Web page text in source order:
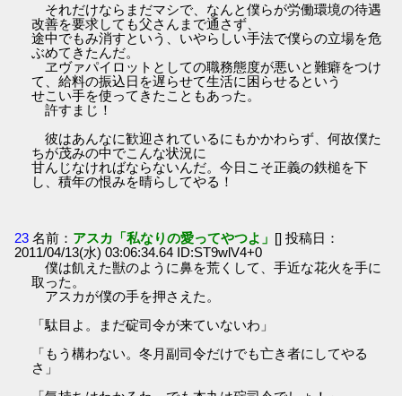
それだけならまだマシで、なんと僕らが労働環境の待遇
改善を要求しても父さんまで通さず、
途中でもみ消すという、いやらしい手法で僕らの立場を危
ぶめてきたんだ。
ヱヴァパイロットとしての職務態度が悪いと難癖をつけ
て、給料の振込日を遅らせて生活に困らせるという
せこい手を使ってきたこともあった。
許すまじ！
彼はあんなに歓迎されているにもかかわらず、何故僕た
ちが茂みの中でこんな状況に
甘んじなければならないんだ。今日こそ正義の鉄槌を下
し、積年の恨みを晴らしてやる！
23 名前： アスカ「私なりの愛ってやつよ」 [] 投稿日：
2011/04/13(水) 03:06:34.64 ID:ST9wlV4+0
僕は飢えた獣のように鼻を荒くして、手近な花火を手に
取った。
アスカが僕の手を押さえた。
「駄目よ。まだ碇司令が来ていないわ」
「もう構わない。冬月副司令だけでも亡き者にしてやる
さ」